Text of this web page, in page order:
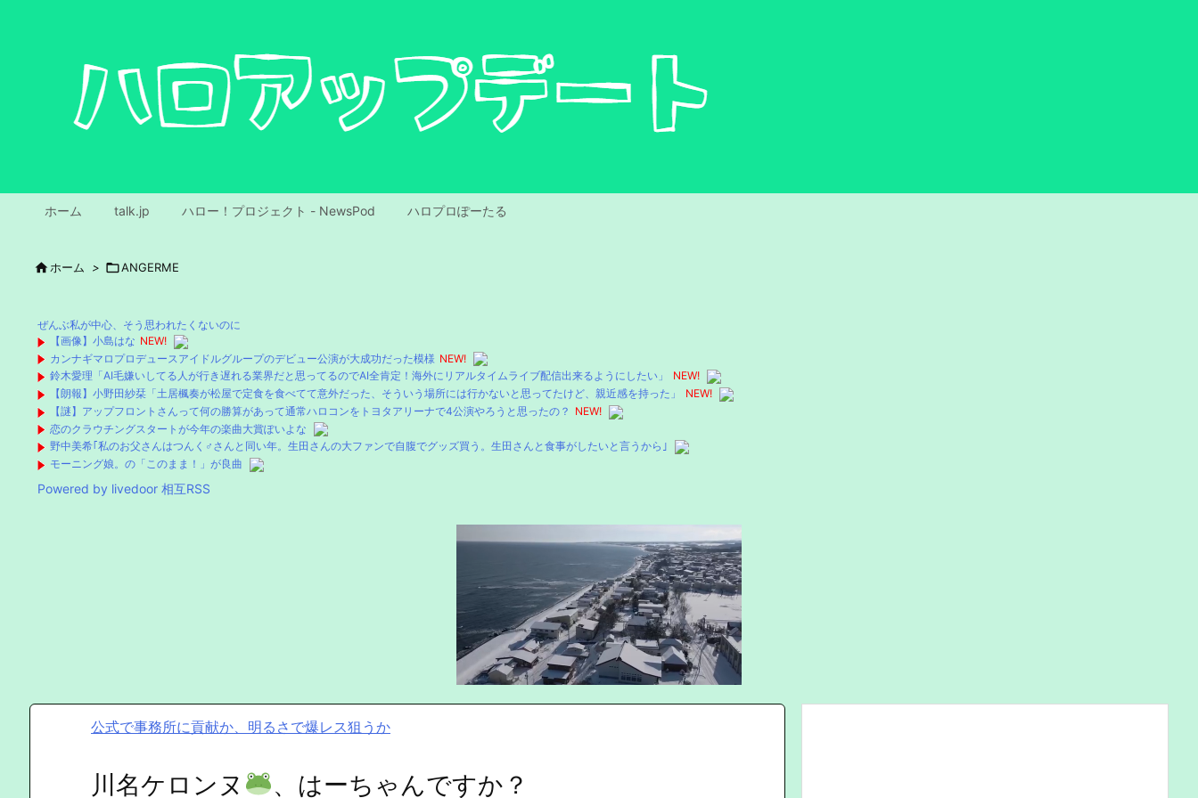
ホーム talk.jp ハロー！プロジェクト - NewsPod ハロプロぽーたる
 ホーム > ANGERME
ぜんぶ私が中心、そう思われたくないのに
【画像】小島はな NEW!
カンナギマロプロデュースアイドルグループのデビュー公演が大成功だった模様 NEW!
鈴木愛理「AI毛嫌いしてる人が行き遅れる業界だと思ってるのでAI全肯定！海外にリアルタイムライブ配信出来るようにしたい」
NEW!
【朗報】小野田紗栞「土居楓奏が松屋で定食を食べてて意外だった、そういう場所には行かないと思ってたけど、親近感を持った」
NEW!
【謎】アップフロントさんって何の勝算があって通常ハロコンをトヨタアリーナで4公演やろうと思ったの？ NEW!
恋のクラウチングスタートが今年の楽曲大賞ぽいよな
野中美希｢私のお父さんはつんく♂さんと同い年。生田さんの大ファンで自腹でグッズ買う。生田さんと食事がしたいと言うから｣
モーニング娘。の「このまま！」が良曲
Powered by livedoor 相互RSS
公式で事務所に貢献か、明るさで爆レス狙うか
川名ケロンヌ 、はーちゃんですか？